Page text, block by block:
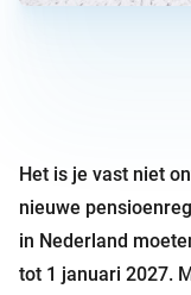
Het is je vast niet
nieuwe
in Nederland
tot 1 januari 2027.